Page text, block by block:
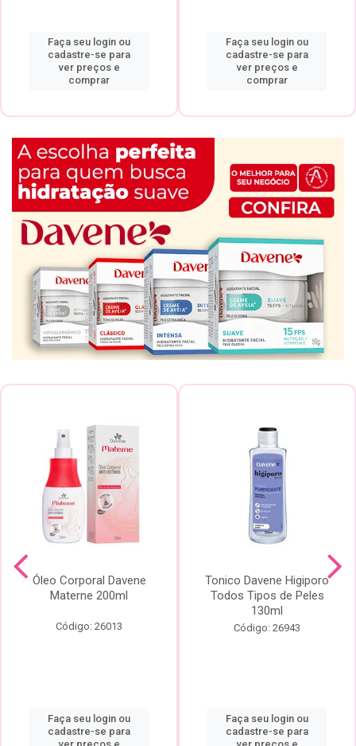
Faça seu login ou
cadastre-se para
ver preços e
comprar
Faça seu login ou
cadastre-se para
ver preços e
comprar
Óleo Corporal Davene
Materne 200ml
Código: 26013
Faça seu login ou
cadastre-se para
Tonico Davene Higiporo
Todos Tipos de Peles
130ml
Código: 26943
Faça seu login ou
cadastre-se para